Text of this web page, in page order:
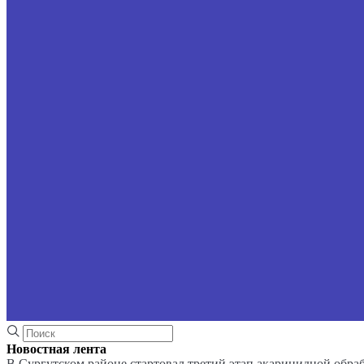
Новостная лента